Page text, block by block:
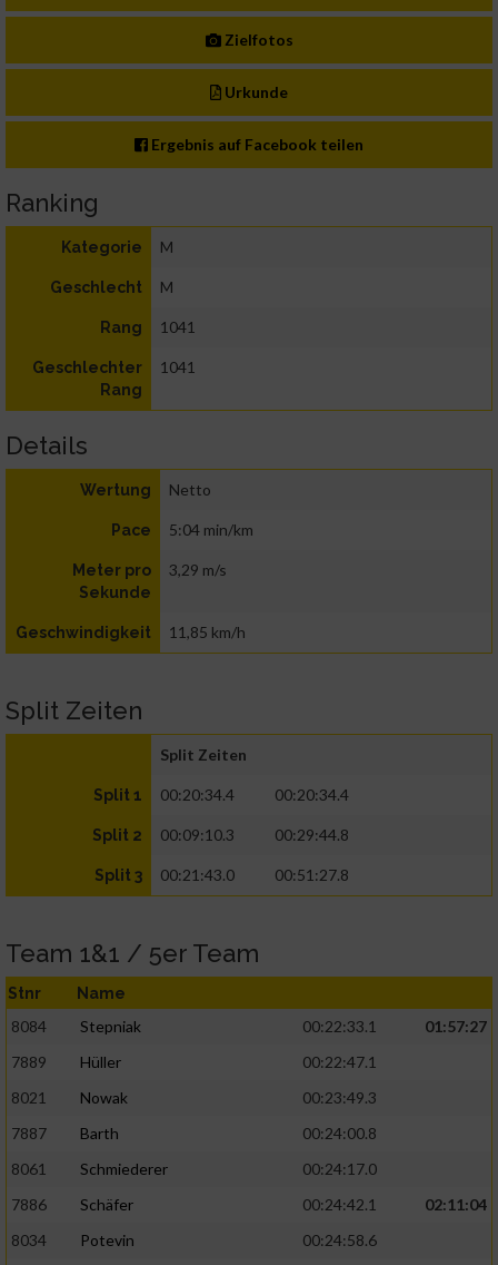
Zielfotos
Urkunde
Ergebnis auf Facebook teilen
Ranking
Kategorie M
Geschlecht M
Rang 1041
Geschlechter
Rang
1041
Details
Wertung Netto
Pace 5:04 min/km
Meter pro
Sekunde
3,29 m/s
Geschwindigkeit 11,85 km/h
Split Zeiten
Split Zeiten
Split 1 00:20:34.4 00:20:34.4
Split 2 00:09:10.3 00:29:44.8
Split 3 00:21:43.0 00:51:27.8
Team 1&1 / 5er Team
Stnr Name
8084 Stepniak 00:22:33.1
01:57:27
7889
Hüller
00:22:47.1
8021
Nowak
00:23:49.3
7887
Barth
00:24:00.8
8061
Schmiederer
00:24:17.0
7886
Schäfer 00:24:42.1
02:11:04
8034
Potevin
00:24:58.6